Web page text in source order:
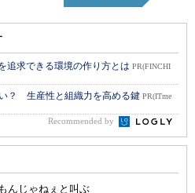
追求できる環境の作り方とは PR(FINCHI
？ 生産性と組織力を高める鍵 PR(ITme
Recommended by
んじゃねぇと叫ぶ